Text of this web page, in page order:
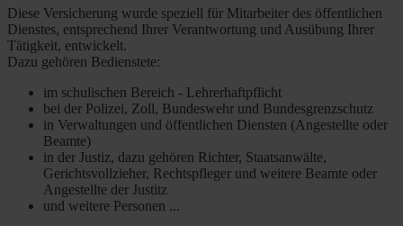
Diese Versicherung wurde speziell für Mitarbeiter des öffentlichen
Dienstes, entsprechend Ihrer Verantwortung und Ausübung Ihrer
Tätigkeit, entwickelt.
Dazu gehören Bedienstete:
im schulischen Bereich - Lehrerhaftpflicht
bei der Polizei, Zoll, Bundeswehr und Bundesgrenzschutz
in Verwaltungen und öffentlichen Diensten (Angestellte oder
Beamte)
in der Justiz, dazu gehören Richter, Staatsanwälte,
Gerichtsvollzieher, Rechtspfleger und weitere Beamte oder
Angestellte der Justitz
und weitere Personen ...